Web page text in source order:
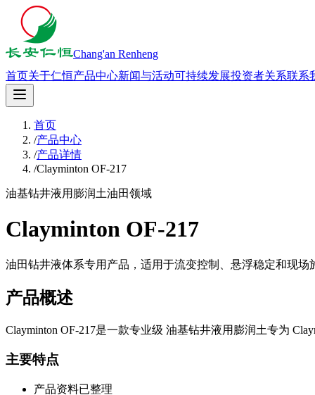
Chang'an Renheng
首页关于仁恒产品中心新闻与活动可持续发展投资者关系联系
首页
/产品中心
/产品详情
/Clayminton OF-217
油基钻井液用膨润土油田领域
Clayminton OF-217
油田钻井液体系专用产品，适用于流变控制、悬浮稳定和现场
产品概述
Clayminton OF-217是一款专业级 油基钻井液用膨润土专为
主要特点
产品资料已整理